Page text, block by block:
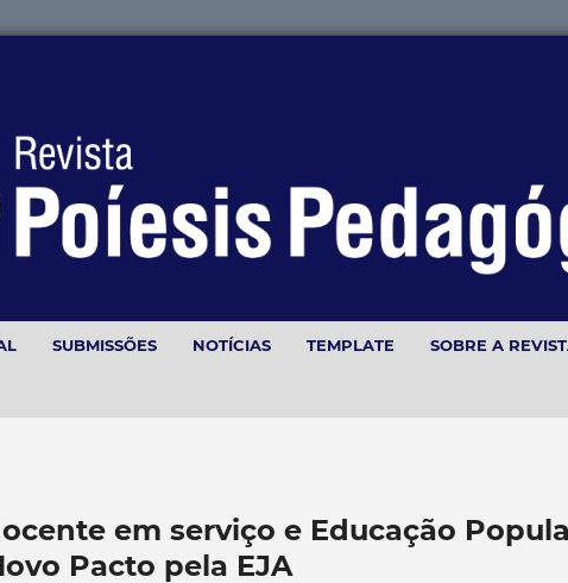
SUBMISSÕES NOTÍCIAS TEMPLATE SOBRE A
em serviço e Educação
Pacto pela EJA